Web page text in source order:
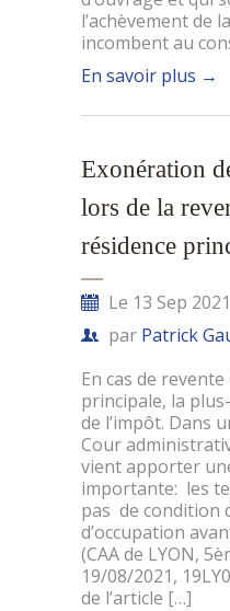
l’achèvement de
incombent au
En savoir plus →
Exonération
lors de la
résidence
Le 13 Sep 2021
par Patrick
En cas de
principale, la
de l’impôt. Dans
Cour
vient apporter
importante: les
pas de condition
d’occupation
(CAA de LYON,
19/08/2021,
de l’article […]